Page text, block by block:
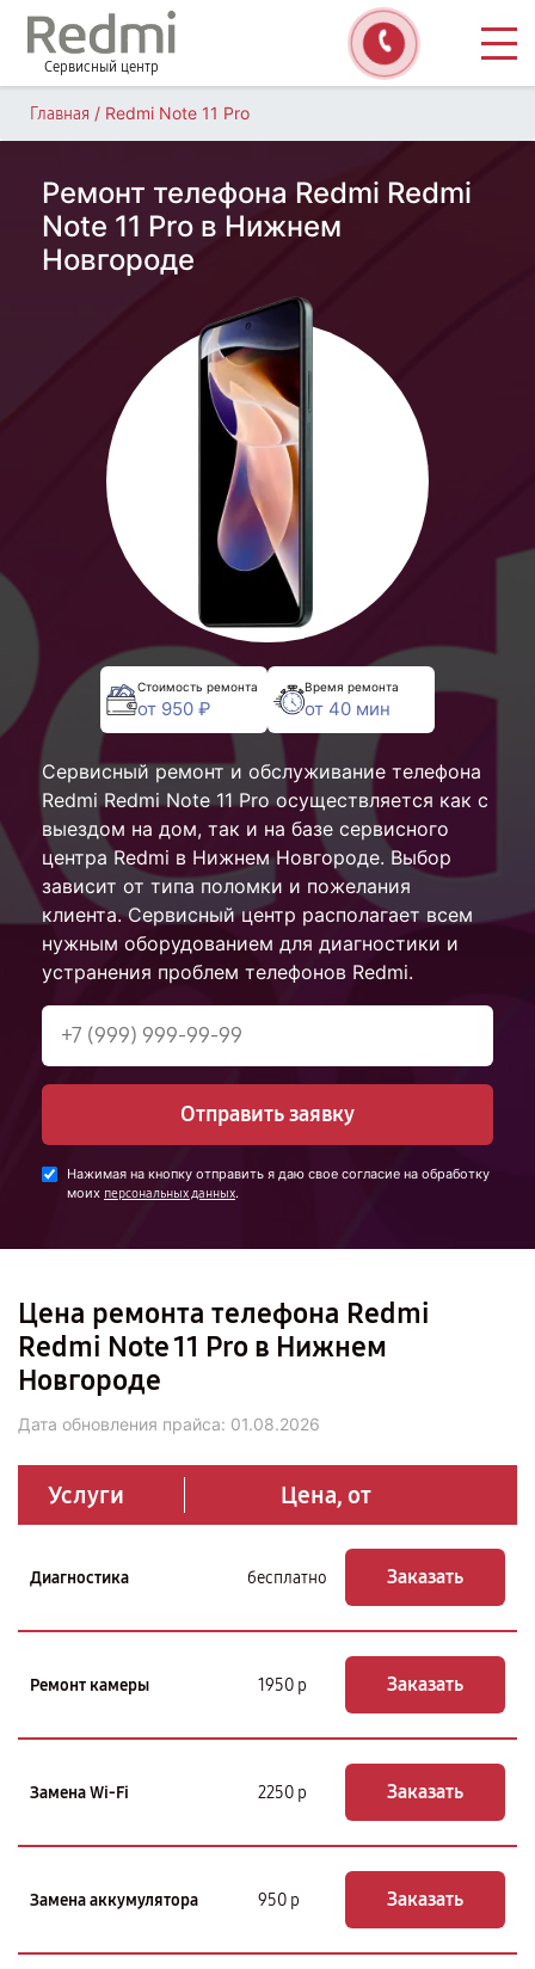
Сервисный центр
Главная / Redmi Note 11 Pro
Ремонт телефона Redmi Redmi
Note 11 Pro в Нижнем
Новгороде
Стоимость ремонта
от 950 ₽
Время ремонта
от 40 мин
Сервисный ремонт и обслуживание телефона
Redmi Redmi Note 11 Pro осуществляется как с
выездом на дом, так и на базе сервисного
центра Redmi в Нижнем Новгороде. Выбор
зависит от типа поломки и пожелания
клиента. Сервисный центр располагает всем
нужным оборудованием для диагностики и
устранения проблем телефонов Redmi.
Отправить заявку
Нажимая на кнопку отправить я даю свое согласие на обработку
моих персональных данных.
Цена ремонта телефона Redmi
Redmi Note 11 Pro в Нижнем
Новгороде
Дата обновления прайса: 01.08.2026
Услуги Цена, от
Диагностика бесплатно Заказать
Ремонт камеры 1950 р Заказать
Замена Wi-Fi 2250 р Заказать
Замена аккумулятора 950 р Заказать